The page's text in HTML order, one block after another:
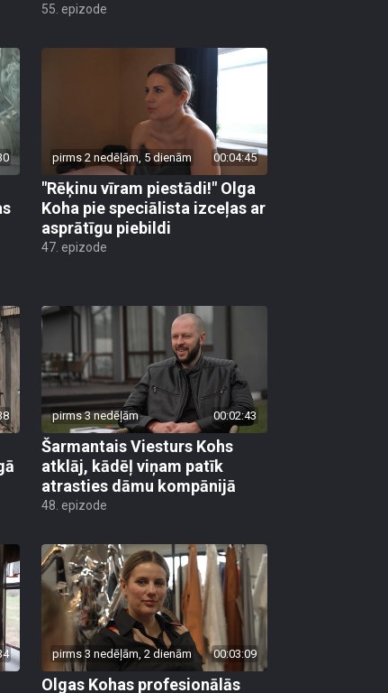
55. epizode
pirms 2 nedēļām, 5 dienām 00:04:45
"Rēķinu vīram piestādi!" Olga
Koha pie speciālista izceļas ar
asprātīgu piebildi
47. epizode
pirms 3 nedēļām 00:02:43
Šarmantais Viesturs Kohs
atklāj, kādēļ viņam patīk
atrasties dāmu kompānijā
48. epizode
pirms 3 nedēļām, 2 dienām 00:03:09
Olgas Kohas profesionālās